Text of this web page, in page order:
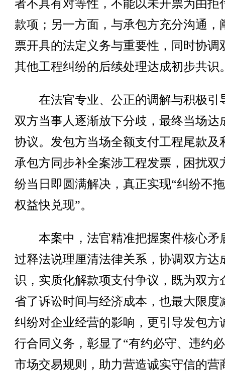
者不具有对等性，不能以未开票为由拒
款项；另一方面，与承包方充分沟通，
票开具的法定义务与重要性，同时协调
其他工程纠纷的后续处理达成初步共识
在法官专业、公正的调解与积极引
双方当事人逐渐放下分歧，最终当场达
协议。发包方当场全额支付工程尾款及
承包方同步补全案涉工程发票，困扰双
纷当日即圆满解决，真正实现“纠纷不
权益快兑现”。
本案中，法官精准把握案件核心矛
过释法说理厘清法律关系，协调双方达
识，实质化解款项支付争议，既为双方
省了诉讼时间与经济成本，也最大限度
纠纷对企业经营的影响，更引导发包方
行合同义务，彰显了“有约必守、违约
市场交易规则，助力营造诚实守信的营